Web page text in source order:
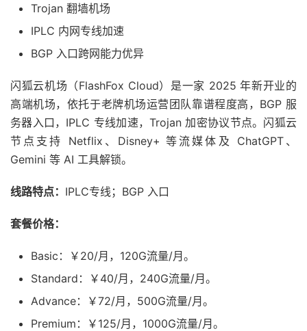
Trojan 翻墙机场
IPLC 内网专线加速
BGP 入口跨网能力优异
闪狐云机场（FlashFox Cloud）是一家 2025 年新开业的
高端机场，依托于老牌机场运营团队靠谱程度高，BGP 服
务器入口，IPLC 专线加速，Trojan 加密协议节点。闪狐云
节点支持 Netflix、Disney+ 等流媒体及 ChatGPT、
Gemini 等 AI 工具解锁。
线路特点： IPLC专线；BGP 入口
套餐价格：
Basic：￥20/月，120G流量/月。
Standard：￥40/月，240G流量/月。
Advance：￥72/月，500G流量/月。
Premium：￥125/月，1000G流量/月。